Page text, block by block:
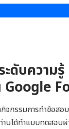
ดับความ
Google
กรรมการทำข้อสอบ
นได้ทำแบบทดสอบ